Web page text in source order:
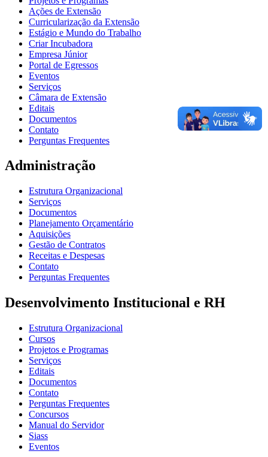
Ações de Extensão
Curricularização da Extensão
Estágio e Mundo do Trabalho
Criar Incubadora
Empresa Júnior
Portal de Egressos
Eventos
Serviços
Câmara de Extensão
Editais
Documentos
Contato
Perguntas Frequentes
Administração
Estrutura Organizacional
Serviços
Documentos
Planejamento Orçamentário
Aquisições
Gestão de Contratos
Receitas e Despesas
Contato
Perguntas Frequentes
Desenvolvimento Institucional e RH
Estrutura Organizacional
Cursos
Projetos e Programas
Serviços
Editais
Documentos
Contato
Perguntas Frequentes
Concursos
Manual do Servidor
Siass
Eventos